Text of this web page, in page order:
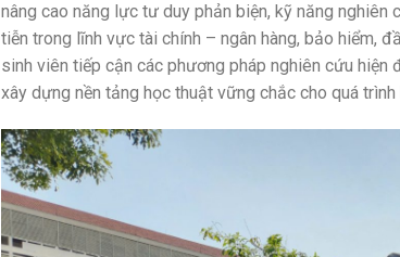
nâng cao năng lực tư duy phản biện, kỹ năng
tiễn trong lĩnh vực tài chính – ngân hàng, bảo hiểm,
sinh viên tiếp cận các phương pháp nghiên cứu
xây dựng nền tảng học thuật vững chắc cho quá